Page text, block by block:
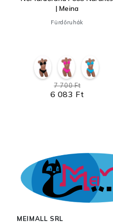
| Meina
Fürdőruhák
6 083 Ft
7 700 Ft
MEIMALL SRL